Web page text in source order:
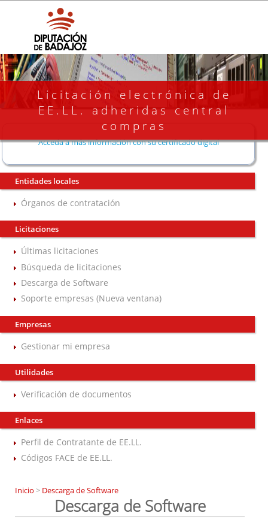
Licitación electrónica de
EE.LL. adheridas central
compras
Acceda a más información con su certificado digital
Entidades locales
Órganos de contratación
Licitaciones
Últimas licitaciones
Búsqueda de licitaciones
Descarga de Software
Soporte empresas (Nueva ventana)
Empresas
Gestionar mi empresa
Utilidades
Verificación de documentos
Enlaces
Perfil de Contratante de EE.LL.
Códigos FACE de EE.LL.
Inicio > Descarga de Software
Descarga de Software